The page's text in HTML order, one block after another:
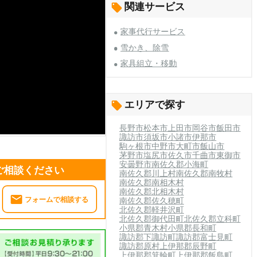
談ください
フォームで相談する
関連サービス
家事代行サービス
雪かき、除雪
家具組立・移動
エリアで探す
長野市松本市上田市岡谷市飯田市
諏訪市須坂市小諸市伊那市
駒ヶ根市中野市大町市飯山市
茅野市塩尻市佐久市千曲市東御市
安曇野市南佐久郡小海町
南佐久郡川上村南佐久郡南牧村
南佐久郡南相木村
南佐久郡北相木村
南佐久郡佐久穂町
北佐久郡軽井沢町
北佐久郡御代田町北佐久郡立科町
小県郡青木村小県郡長和町
諏訪郡下諏訪町諏訪郡富士見町
諏訪郡原村上伊那郡辰野町